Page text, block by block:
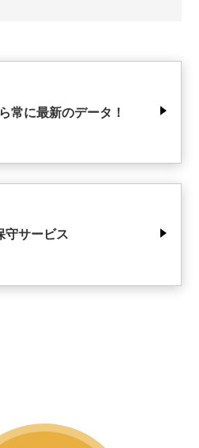
常に最新のデータ！
守サービス